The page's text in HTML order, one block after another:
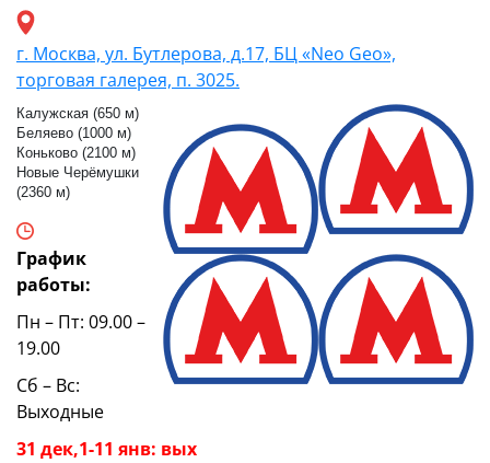
г. Москва, ул. Бутлерова, д.17, БЦ «Neo Geo»,
торговая галерея, п. 3025.
Калужская (650 м)
Беляево (1000 м)
Коньково (2100 м)
Новые Черёмушки
(2360 м)
График
работы:
Пн – Пт: 09.00 –
19.00
Сб – Вс:
Выходные
31 дек,1-11 янв: вых